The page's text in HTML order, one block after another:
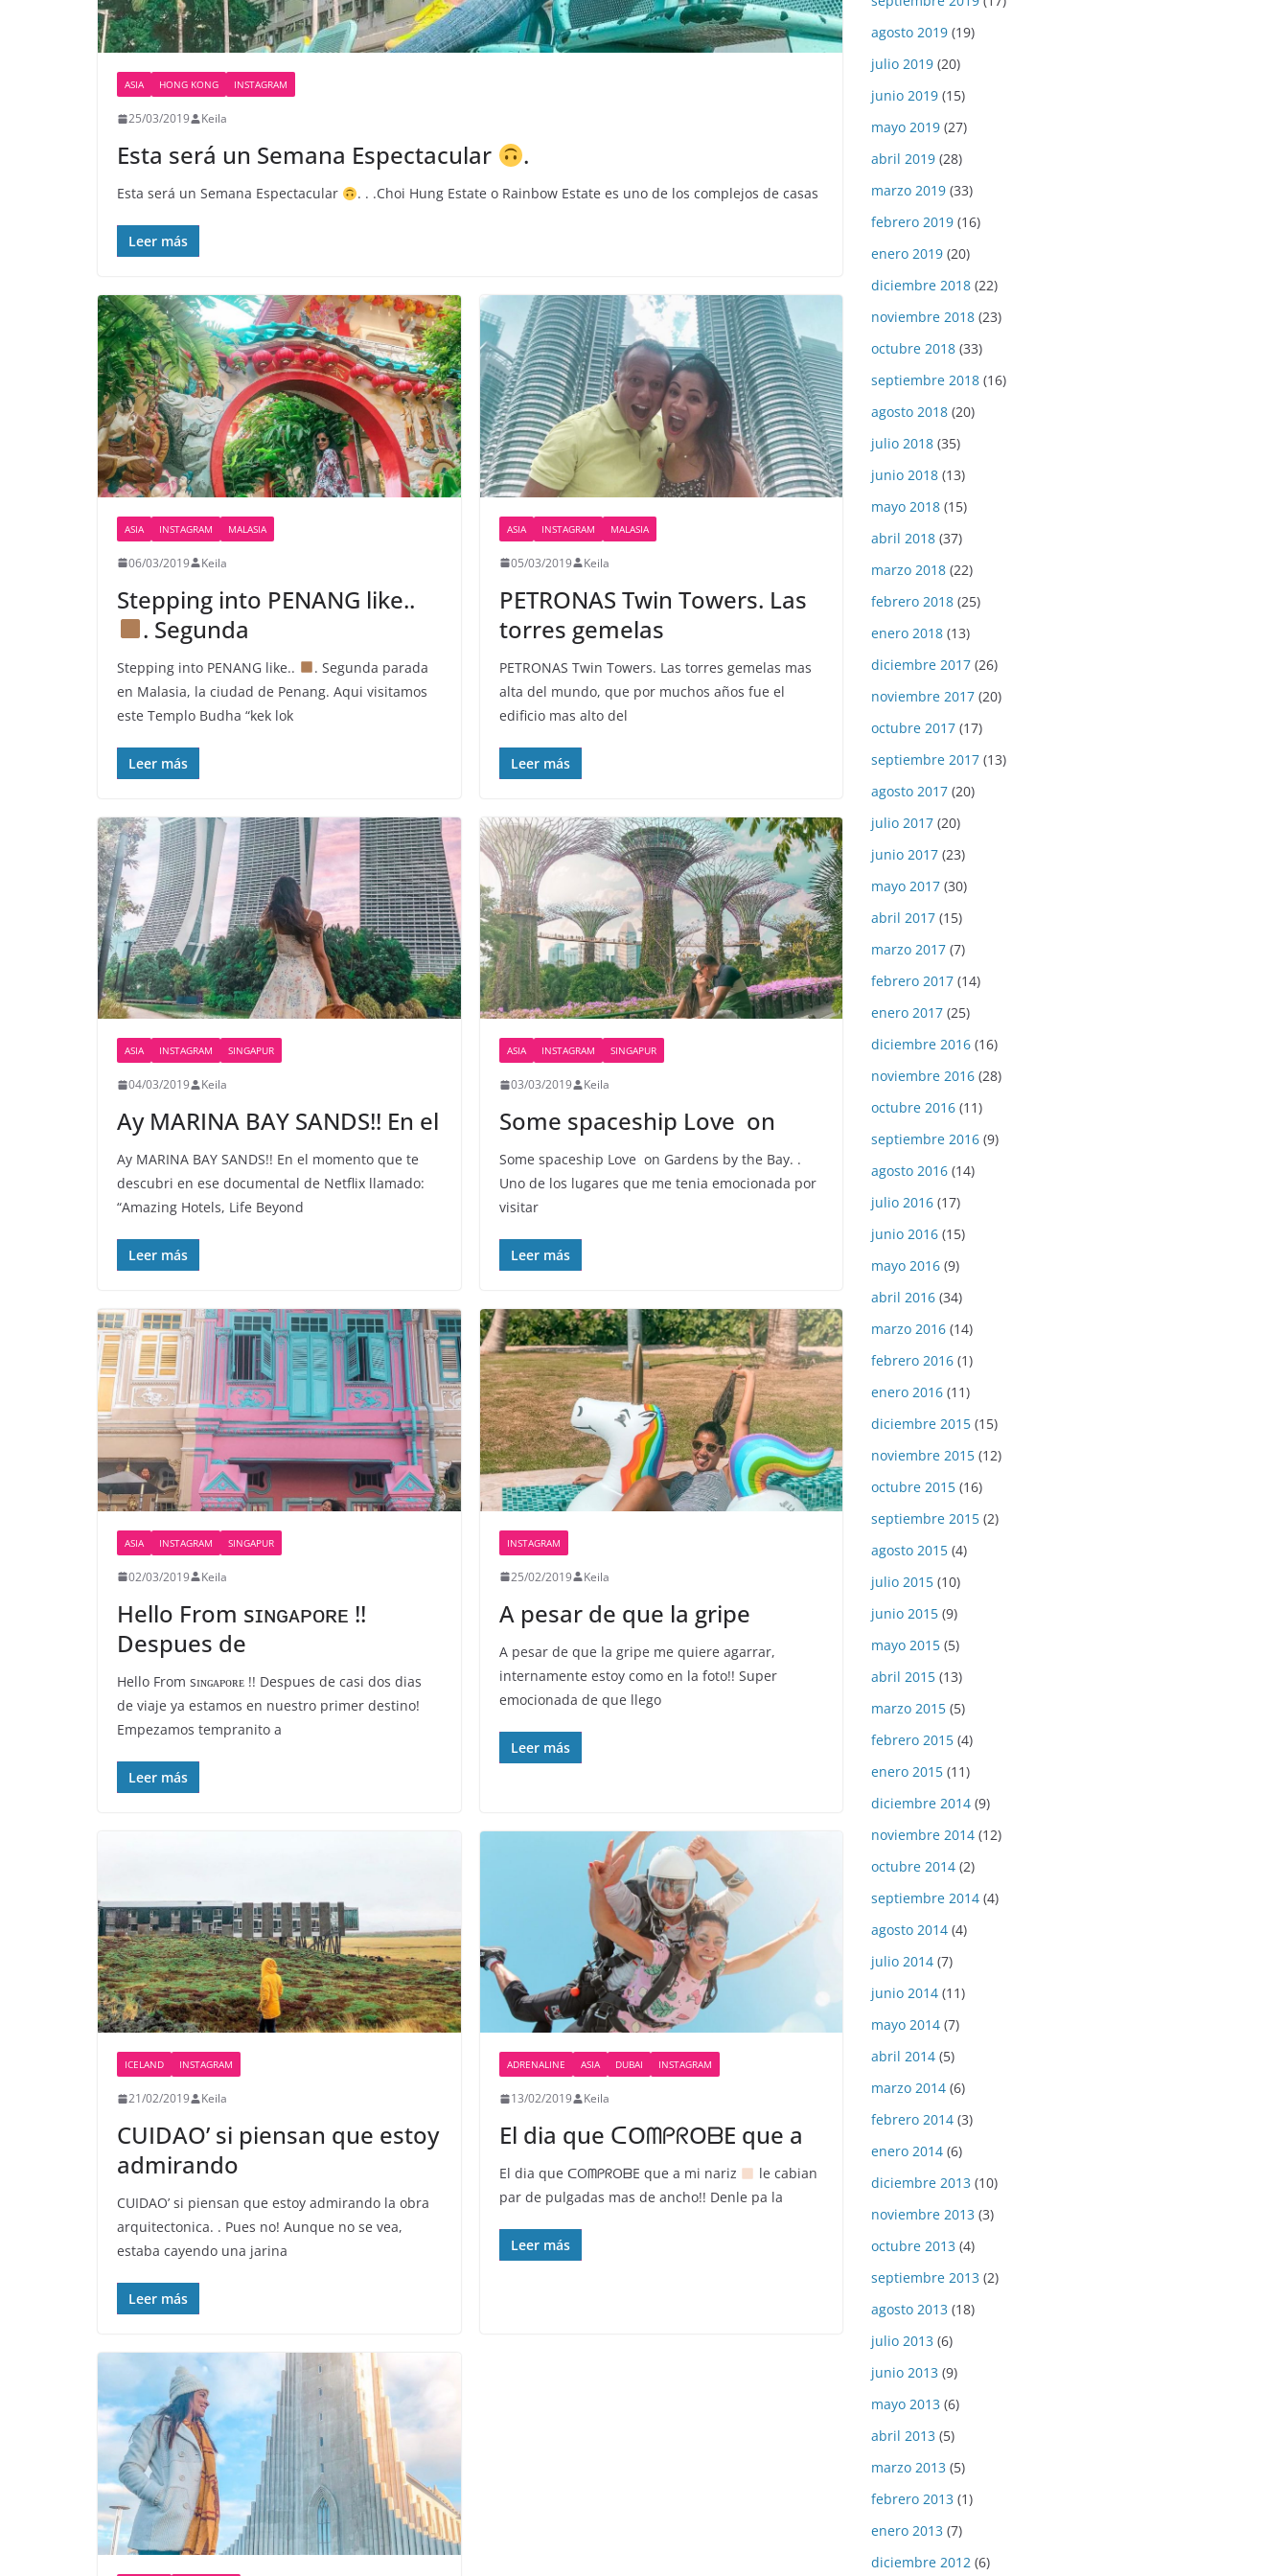
ASIA HONG KONG INSTAGRAM
25/03/2019 Keila
Esta será un Semana Espectacular .
Esta será un Semana Espectacular . . .Choi Hung Estate o Rainbow Estate es uno de los complejos de casas
Leer más
ASIA INSTAGRAM MALASIA
06/03/2019 Keila
Stepping into PENANG like..
. Segunda
Stepping into PENANG like..
. Segunda parada
en Malasia, la ciudad de Penang. Aqui visitamos
este Templo Budha “kek lok
Leer más
ASIA INSTAGRAM MALASIA
05/03/2019 Keila
PETRONAS Twin Towers. Las
torres gemelas
PETRONAS Twin Towers. Las torres gemelas mas
alta del mundo, que por muchos años fue el
edificio mas alto del
Leer más
ASIA INSTAGRAM SINGAPUR
04/03/2019 Keila
Ay MARINA BAY SANDS!! En el
Ay MARINA BAY SANDS!! En el momento que te
descubri en ese documental de Netflix llamado:
“Amazing Hotels, Life Beyond
Leer más
ASIA INSTAGRAM SINGAPUR
03/03/2019 Keila
Some spaceship Love ️ on
Some spaceship Love ️ on Gardens by the Bay. .
Uno de los lugares que me tenia emocionada por
visitar
Leer más
ASIA INSTAGRAM SINGAPUR
02/03/2019 Keila
Hello From sɪɴɢᴀᴘᴏʀᴇ !!
Despues de
Hello From sɪɴɢᴀᴘᴏʀᴇ !! Despues de casi dos dias
de viaje ya estamos en nuestro primer destino!
Empezamos tempranito a
Leer más
INSTAGRAM
25/02/2019 Keila
A pesar de que la gripe
A pesar de que la gripe me quiere agarrar,
internamente estoy como en la foto!! Super
emocionada de que llego
Leer más
ICELAND INSTAGRAM
21/02/2019 Keila
CUIDAO’ si piensan que estoy
admirando
CUIDAO’ si piensan que estoy admirando la obra
arquitectonica. . Pues no! Aunque no se vea,
estaba cayendo una jarina
Leer más
ADRENALINE ASIA DUBAI INSTAGRAM
13/02/2019 Keila
El dia que ᑕOᗰᑭᖇOᗷE que a
El dia que ᑕOᗰᑭᖇOᗷE que a mi nariz
le cabian
par de pulgadas mas de ancho!! Denle pa la
Leer más
agosto 2019 (19)
julio 2019 (20)
junio 2019 (15)
mayo 2019 (27)
abril 2019 (28)
marzo 2019 (33)
febrero 2019 (16)
enero 2019 (20)
diciembre 2018 (22)
noviembre 2018 (23)
octubre 2018 (33)
septiembre 2018 (16)
agosto 2018 (20)
julio 2018 (35)
junio 2018 (13)
mayo 2018 (15)
abril 2018 (37)
marzo 2018 (22)
febrero 2018 (25)
enero 2018 (13)
diciembre 2017 (26)
noviembre 2017 (20)
octubre 2017 (17)
septiembre 2017 (13)
agosto 2017 (20)
julio 2017 (20)
junio 2017 (23)
mayo 2017 (30)
abril 2017 (15)
marzo 2017 (7)
febrero 2017 (14)
enero 2017 (25)
diciembre 2016 (16)
noviembre 2016 (28)
octubre 2016 (11)
septiembre 2016 (9)
agosto 2016 (14)
julio 2016 (17)
junio 2016 (15)
mayo 2016 (9)
abril 2016 (34)
marzo 2016 (14)
febrero 2016 (1)
enero 2016 (11)
diciembre 2015 (15)
noviembre 2015 (12)
octubre 2015 (16)
septiembre 2015 (2)
agosto 2015 (4)
julio 2015 (10)
junio 2015 (9)
mayo 2015 (5)
abril 2015 (13)
marzo 2015 (5)
febrero 2015 (4)
enero 2015 (11)
diciembre 2014 (9)
noviembre 2014 (12)
octubre 2014 (2)
septiembre 2014 (4)
agosto 2014 (4)
julio 2014 (7)
junio 2014 (11)
mayo 2014 (7)
abril 2014 (5)
marzo 2014 (6)
febrero 2014 (3)
enero 2014 (6)
diciembre 2013 (10)
noviembre 2013 (3)
octubre 2013 (4)
septiembre 2013 (2)
agosto 2013 (18)
julio 2013 (6)
junio 2013 (9)
mayo 2013 (6)
abril 2013 (5)
marzo 2013 (5)
febrero 2013 (1)
enero 2013 (7)
diciembre 2012 (6)